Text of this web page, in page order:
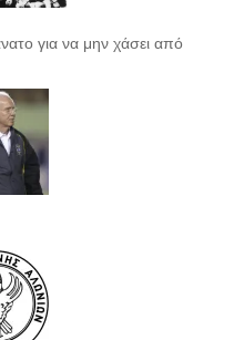
για να μην χάσει από